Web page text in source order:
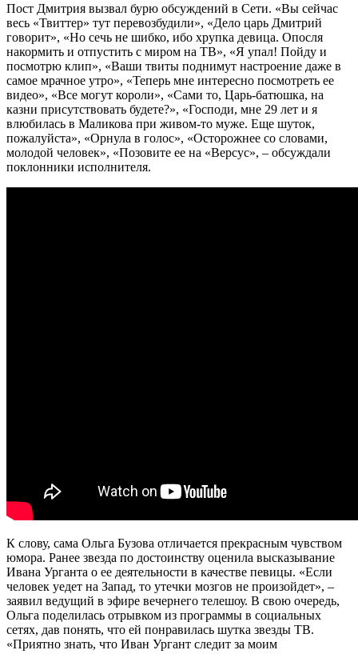
Пост Дмитрия вызвал бурю обсуждений в Сети. «Вы сейчас
весь «Твиттер» тут перевозбудили», «Дело царь Дмитрий
говорит», «Но сечь не шибко, ибо хрупка девица. Опосля
накормить и отпустить с миром на ТВ», «Я упал! Пойду и
посмотрю клип», «Ваши твиты поднимут настроение даже в
самое мрачное утро», «Теперь мне интересно посмотреть ее
видео», «Все могут короли», «Сами то, Царь-батюшка, на
казни присутствовать будете?», «Господи, мне 29 лет и я
влюбилась в Маликова при живом-то муже. Еще шуток,
пожалуйста», «Орнула в голос», «Осторожнее со словами,
молодой человек», «Позовите ее на «Версус», – обсуждали
поклонники исполнителя.
К слову, сама Ольга Бузова отличается прекрасным чувством
юмора. Ранее звезда по достоинству оценила высказывание
Ивана Урганта о ее деятельности в качестве певицы. «Если
человек уедет на Запад, то утечки мозгов не произойдет», –
заявил ведущий в эфире вечернего телешоу. В свою очередь,
Ольга поделилась отрывком из программы в социальных
сетях, дав понять, что ей понравилась шутка звезды ТВ.
«Приятно знать, что Иван Ургант следит за моим